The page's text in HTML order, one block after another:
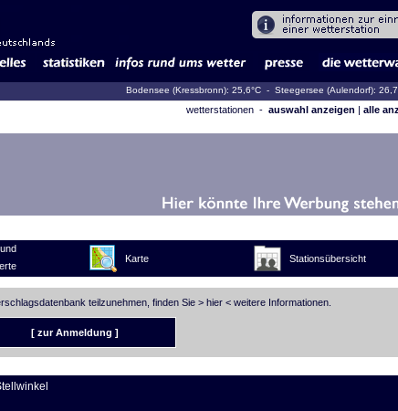
Bodensee (Kressbronn): 25,6°C - Steegersee (Aulendorf):
wetterstationen - auswahl anzeigen | alle
Karte Stationsübersicht
teilzunehmen, finden Sie > hier< weitere Informationen.
[ zur Anmeldung ]